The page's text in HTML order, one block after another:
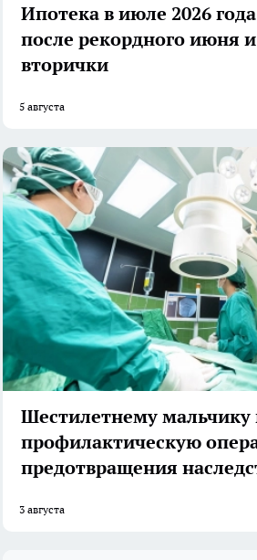
Ипотека в июле 2026
после рекордного июня
вторички
5 августа
Шестилетнему мальчику
профилактическую
предотвращения
3 августа